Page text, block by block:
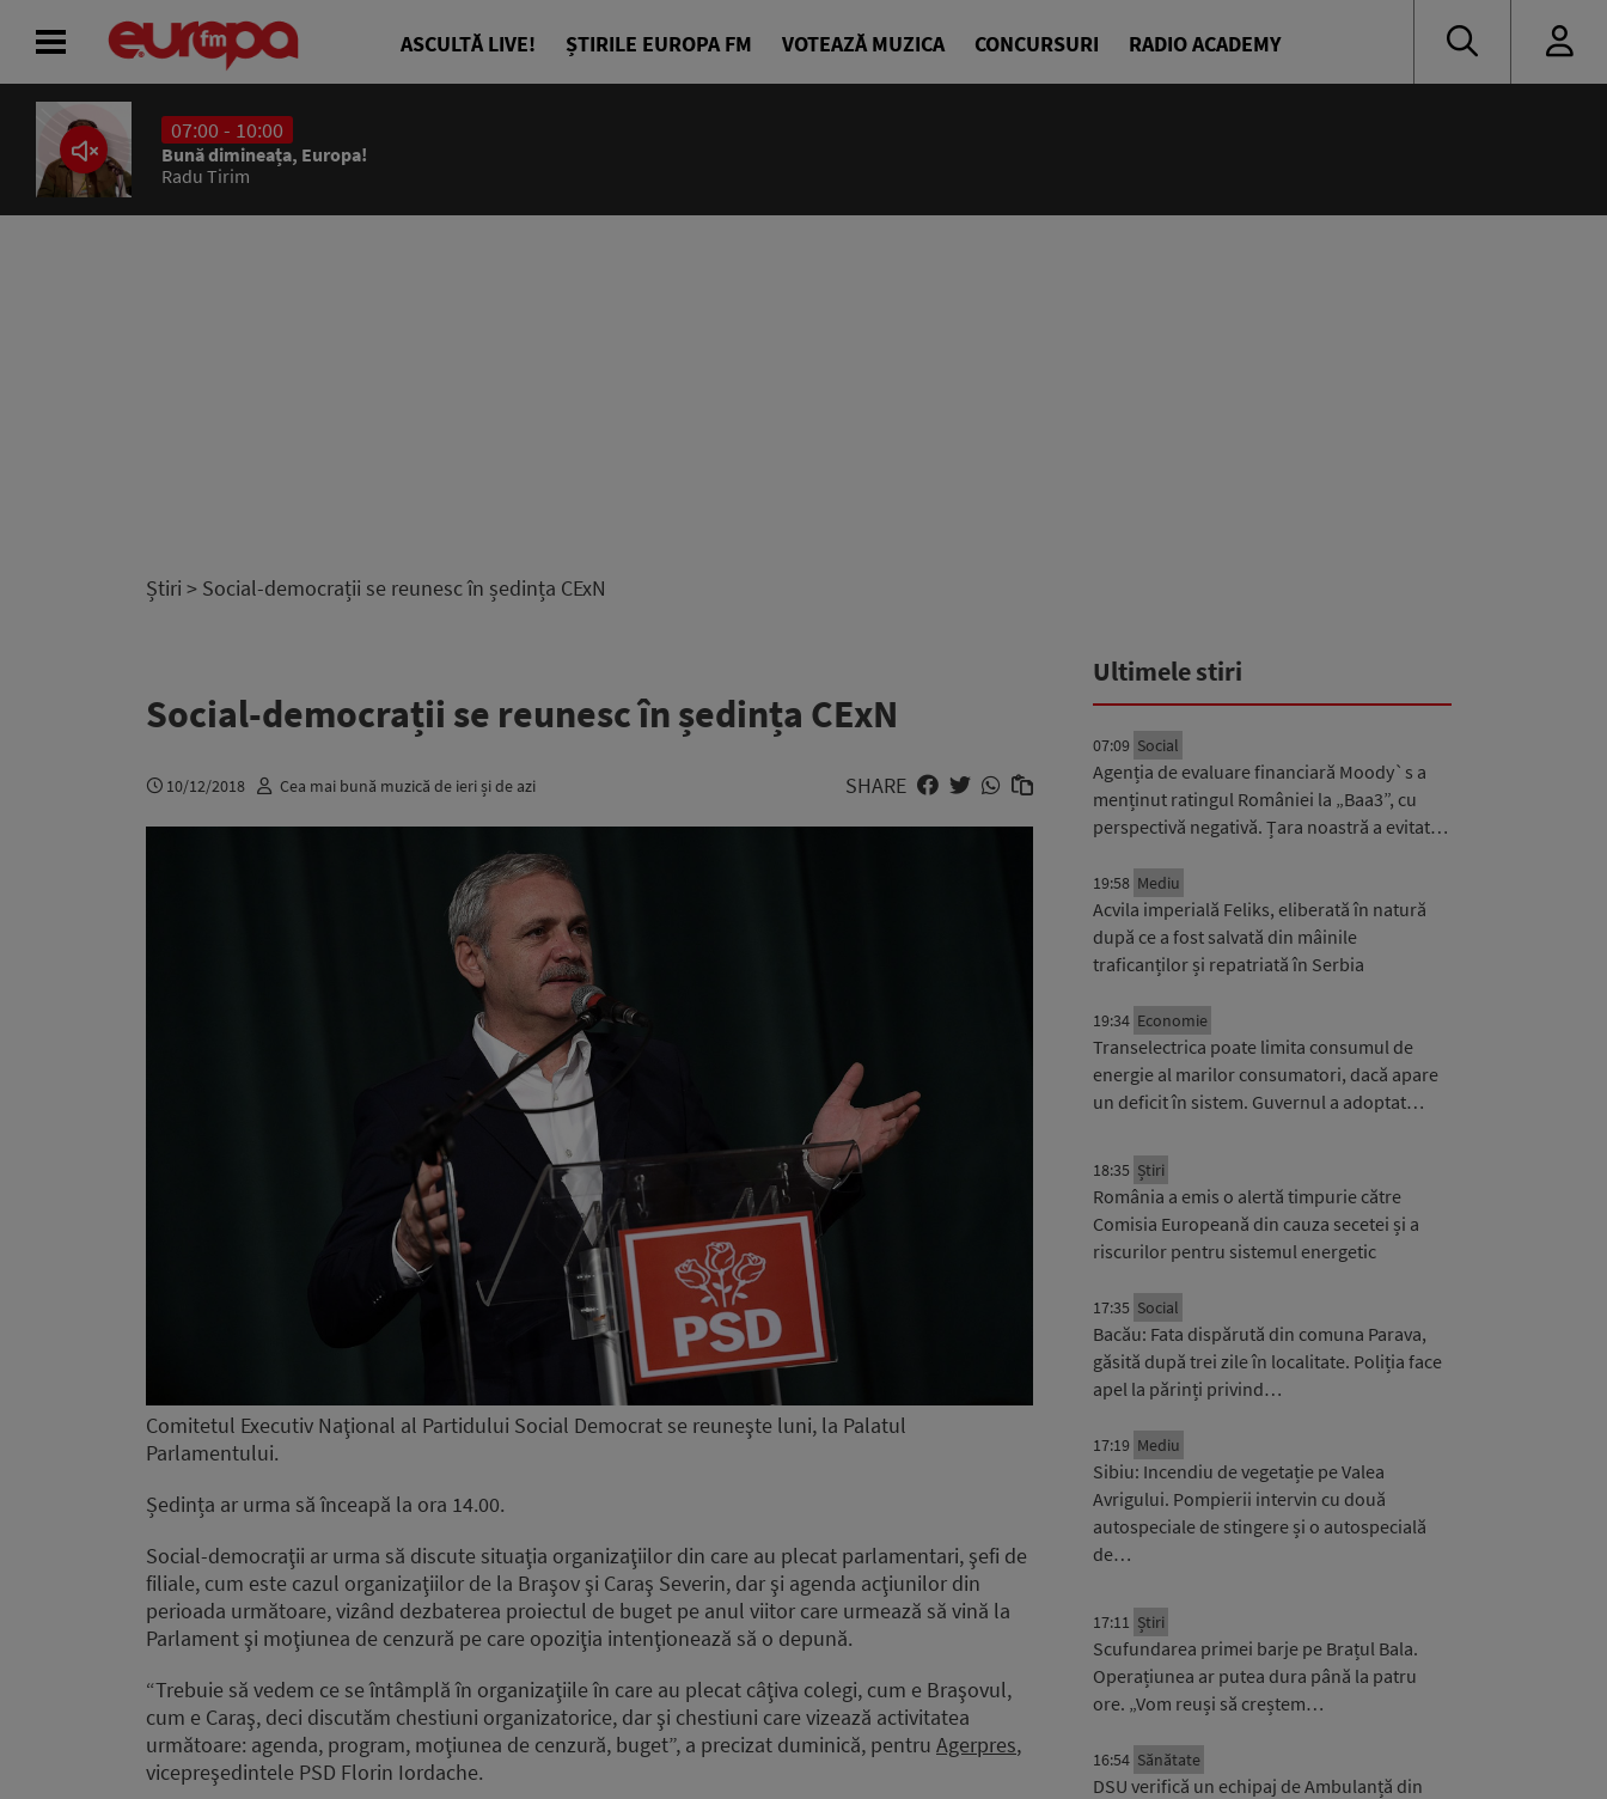
ASCULTĂ LIVE! ȘTIRILE EUROPA FM VOTEAZĂ MUZICA CONCURSURI RADIO ACADEMY
07:00 - 10:00
Bună dimineața, Europa!
Radu Tirim
Știri > Social-democrații se reunesc în ședința CExN
Social-democrații se reunesc în ședința CExN
10/12/2018 Cea mai bună muzică de ieri și de azi SHARE
Comitetul Executiv Naţional al Partidului Social Democrat se reuneşte luni, la Palatul
Parlamentului.
Ședința ar urma să înceapă la ora 14.00.
Social-democraţii ar urma să discute situaţia organizaţiilor din care au plecat parlamentari, şefi de
filiale, cum este cazul organizaţiilor de la Braşov şi Caraş Severin, dar şi agenda acţiunilor din
perioada următoare, vizând dezbaterea proiectul de buget pe anul viitor care urmează să vină la
Parlament şi moţiunea de cenzură pe care opoziţia intenţionează să o depună.
“Trebuie să vedem ce se întâmplă în organizaţiile în care au plecat câţiva colegi, cum e Braşovul,
cum e Caraş, deci discutăm chestiuni organizatorice, dar şi chestiuni care vizează activitatea
următoare: agenda, program, moţiunea de cenzură, buget”, a precizat duminică, pentru Agerpres,
vicepreşedintele PSD Florin Iordache.
Ultimele stiri
07:09 Social
Agenția de evaluare financiară Moody`s a
menținut ratingul României la „Baa3”, cu
perspectivă negativă. Țara noastră a evitat…
19:58 Mediu
Acvila imperială Feliks, eliberată în natură
după ce a fost salvată din mâinile
traficanților și repatriată în Serbia
19:34 Economie
Transelectrica poate limita consumul de
energie al marilor consumatori, dacă apare
un deficit în sistem. Guvernul a adoptat…
18:35 Știri
România a emis o alertă timpurie către
Comisia Europeană din cauza secetei și a
riscurilor pentru sistemul energetic
17:35 Social
Bacău: Fata dispărută din comuna Parava,
găsită după trei zile în localitate. Poliția face
apel la părinți privind…
17:19 Mediu
Sibiu: Incendiu de vegetație pe Valea
Avrigului. Pompierii intervin cu două
autospeciale de stingere și o autospecială
de…
17:11 Știri
Scufundarea primei barje pe Brațul Bala.
Operațiunea ar putea dura până la patru
ore. „Vom reuși să creștem…
16:54 Sănătate
DSU verifică un echipaj de Ambulanță din
ACASĂ
ȘTIRI